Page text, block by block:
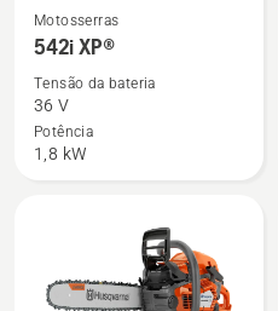
Ver
mais
detalhes
sobre
542i
XP®
Motosserras
542i XP®
Tensão da bateria
36 V
Potência
1,8 kW